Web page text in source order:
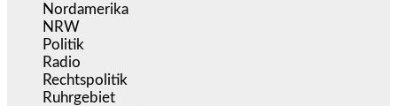
Nordamerika
NRW
Politik
Radio
Rechtspolitik
Ruhrgebiet